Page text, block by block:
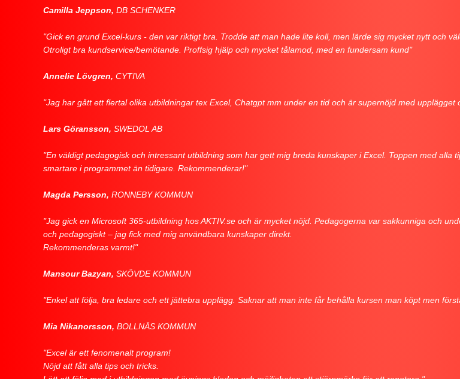
Camilla Jeppson, DB SCHENKER
"Gick en grund Excel-kurs - den var riktigt bra. Trodde att man hade lite koll, men lärde sig mycket nytt och
Otroligt bra kundservice/bemötande. Proffsig hjälp och mycket tålamod, med en fundersam kund"
Annelie Lövgren, CYTIVA
"Jag har gått ett flertal olika utbildningar tex Excel, Chatgpt mm under en tid och är supernöjd med upplägget
Lars Göransson, SWEDOL AB
"En väldigt pedagogisk och intressant utbildning som har gett mig breda kunskaper i Excel. Toppen med
smartare i programmet än tidigare. Rekommenderar!"
Magda Persson, RONNEBY KOMMUN
"Jag gick en Microsoft 365-utbildning hos AKTIV.se och är mycket nöjd. Pedagogerna var sakkunniga och
och pedagogiskt – jag fick med mig användbara kunskaper direkt.
Rekommenderas varmt!"
Mansour Bazyan, SKÖVDE KOMMUN
"Enkel att följa, bra ledare och ett jättebra upplägg. Saknar att man inte får behålla kursen man köpt men
Mia Nikanorsson, BOLLNÄS KOMMUN
"Excel är ett fenomenalt program!
Nöjd att fått alla tips och tricks.